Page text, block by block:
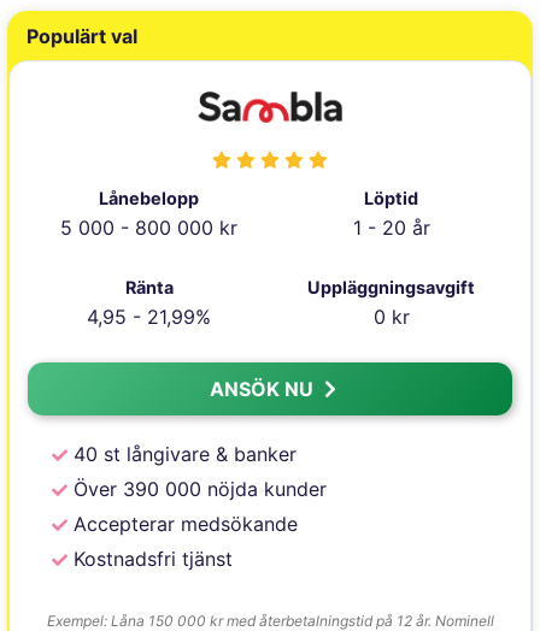
Populärt val
Lånebelopp
5 000 - 800 000 kr
Löptid
1 - 20 år
Ränta
4,95 - 21,99%
Uppläggningsavgift
0 kr
ANSÖK NU
40 st långivare & banker
Över 390 000 nöjda kunder
Accepterar medsökande
Kostnadsfri tjänst
Exempel: Låna 150 000 kr med återbetalningstid på 12 år. Nominell